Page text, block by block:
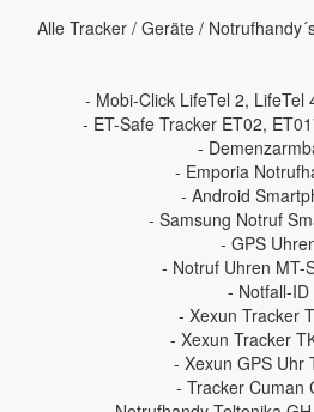
Alle Tracker / Geräte /
- Mobi-Click LifeTel 2, LifeTel
- ET-Safe Tracker ET02,
-
- Emporia
- Android
- Samsung Notruf
- GPS
- Notruf Uhren MT-
- Notfall-ID
- Xexun Tracker
- Xexun Tracker
- Xexun GPS Uhr
- Tracker Cuman